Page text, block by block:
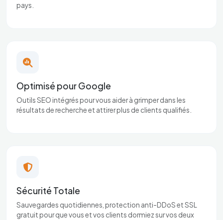
pays.
Optimisé pour Google
Outils SEO intégrés pour vous aider à grimper dans les
résultats de recherche et attirer plus de clients qualifiés.
Sécurité Totale
Sauvegardes quotidiennes, protection anti-DDoS et SSL
gratuit pour que vous et vos clients dormiez sur vos deux